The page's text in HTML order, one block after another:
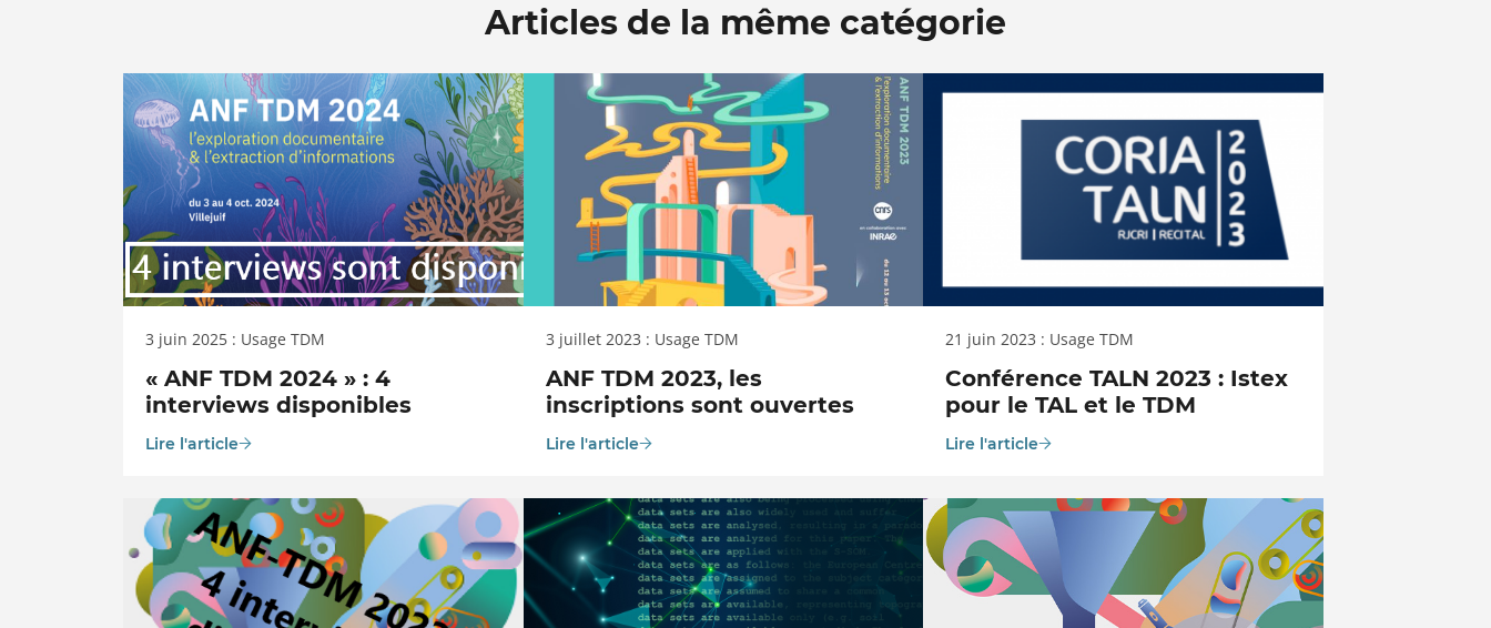
Articles de la même catégorie
3 juin 2025 : Usage TDM
« ANF TDM 2024 » : 4
interviews disponibles
Lire l'article
3 juillet 2023 : Usage TDM
ANF TDM 2023, les
inscriptions sont ouvertes
Lire l'article
21 juin 2023 : Usage TDM
Conférence TALN 2023 : Istex
pour le TAL et le TDM
Lire l'article